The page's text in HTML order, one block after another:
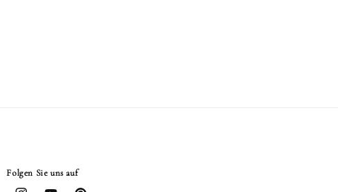
Folgen Sie uns auf